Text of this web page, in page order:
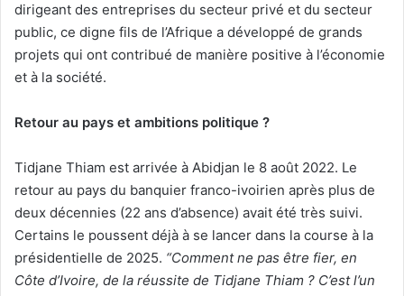
dirigeant des entreprises du secteur privé et du secteur
public, ce digne fils de l’Afrique a développé de grands
projets qui ont contribué de manière positive à l’économie
et à la société.
Retour au pays et ambitions politique ?
Tidjane Thiam est arrivée à Abidjan le 8 août 2022. Le
retour au pays du banquier franco-ivoirien après plus de
deux décennies (22 ans d’absence) avait été très suivi.
Certains le poussent déjà à se lancer dans la course à la
présidentielle de 2025. “Comment ne pas être fier, en
Côte d’Ivoire, de la réussite de Tidjane Thiam ? C’est l’un